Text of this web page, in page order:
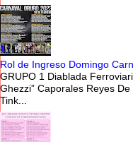
Rol de Ingreso Domingo
GRUPO 1 Diablada
Ghezzi” Caporales
Tink...